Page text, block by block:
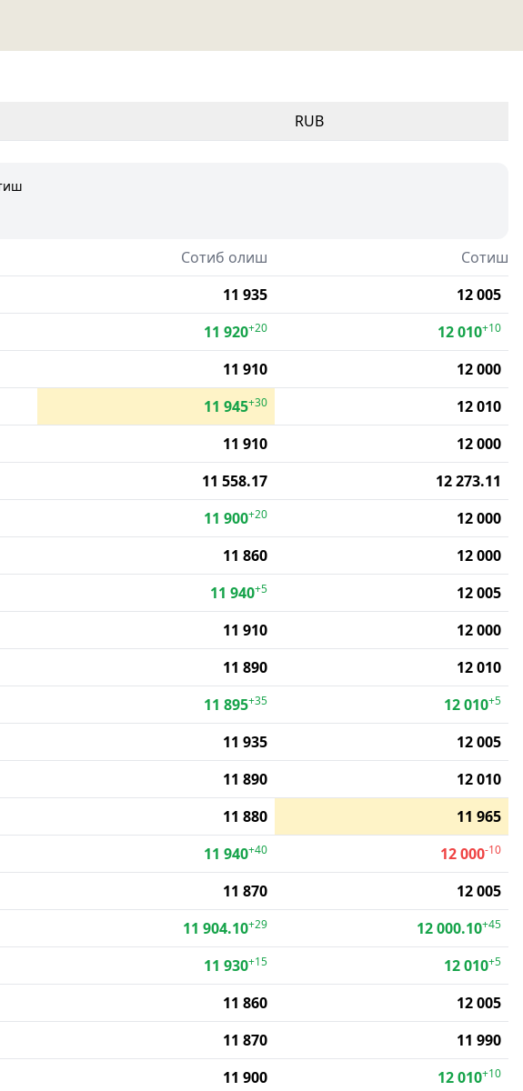
RUB
Сотиб олиш
Сотиш
11 935
12 005
11 920+20 12 010+10
11 910
12 000
11 945+30
12 010
11 910
12 000
11 558.17
12 273.11
11 900+20
12 000
11 860
12 000
11 940+5
12 005
11 910
12 000
11 890
12 010
11 895+35 12 010+5
11 935
12 005
11 890
12 010
11 880
11 965
11 940+40 12 000-10
11 870
12 005
11 904.10+29 12 000.10+45
11 930+15 12 010+5
11 860
12 005
11 870
11 990
11 900 12 010+10